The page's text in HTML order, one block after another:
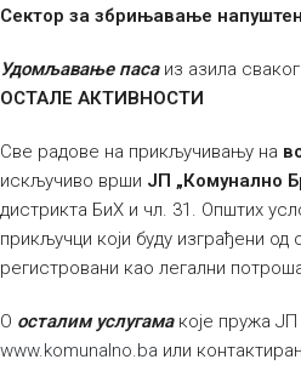
Сектор за збрињавање
Удомљавање пасаиз азила
ОСТАЛЕ АКТИВНОСТИ
Све радове на прикључивању на
искључиво врши ЈП „Комунално
дистрикта БиХ и чл. 31. Општих
прикључци који буду изграђени
регистровани као легални
О осталим услугамакоје пружа
www.komunalno.ba или